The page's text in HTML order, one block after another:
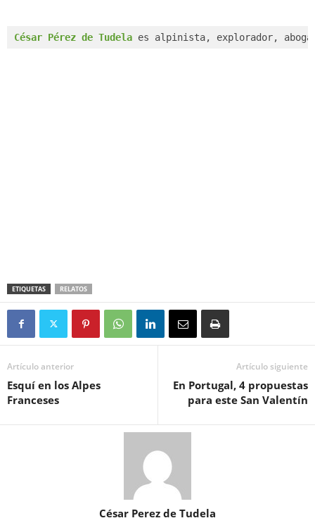
César Pérez de Tudela es alpinista, explorador,
ETIQUETAS RELATOS
Artículo anterior
Esquí en los Alpes
Franceses
Artículo siguiente
En Portugal, 4 propuestas
para este San Valentín
César Perez de Tudela